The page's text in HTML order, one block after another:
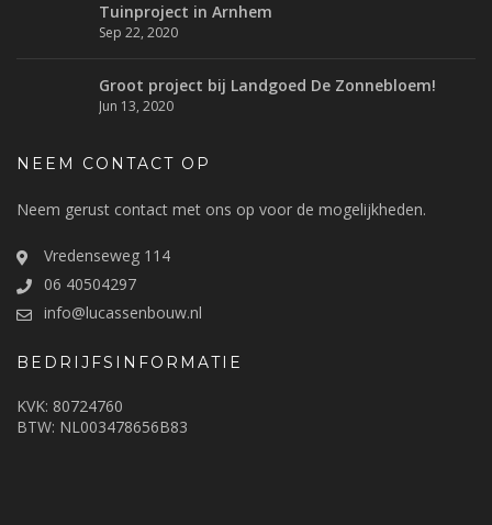
Tuinproject in Arnhem
Sep 22, 2020
Groot project bij Landgoed De Zonnebloem!
Jun 13, 2020
NEEM CONTACT OP
Neem gerust contact met ons op voor de mogelijkheden.
Vredenseweg 114
06 40504297
info@lucassenbouw.nl
BEDRIJFSINFORMATIE
KVK: 80724760
BTW: NL003478656B83